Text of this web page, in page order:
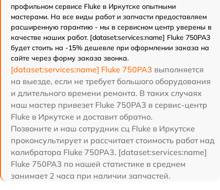
профильном сервисе Fluke в Иркутске опытными
мастерами. На все виды работ и запчасти предоставляем
расширенную гарантию - мы в сервисном центр уверены в
качестве наших работ. [dataset:services:name] Fluke 750PA3
будет стоить на -15% дешевле при оформлении заказа на
сайте через форму заказа звонка.
[dataset:services:name] Fluke 750PA3 выполняется
на выезде, если не требует большого оборудования
и длительного времени ремонта. В таких случаях
наш мастер привезет Fluke 750PA3 в сервис-центр
Fluke в Иркутске и доставит обратно.
Позвоните и наш сотрудник сц Fluke в Иркутске
проконсультирует и рассчитает стоимость работ над
калибратора Fluke 750PA3. [dataset:services:name]
Fluke 750PA3 по нашей статистике в среднем
занимает 2 часа при наличии запчастей.